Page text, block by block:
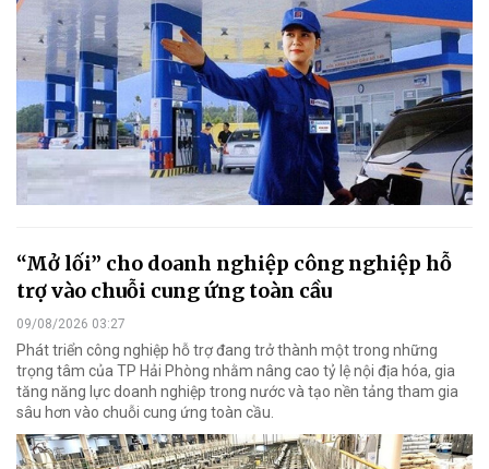
“Mở lối” cho doanh nghiệp công nghiệp hỗ
trợ vào chuỗi cung ứng toàn cầu
09/08/2026 03:27
Phát triển công nghiệp hỗ trợ đang trở thành một trong những
trọng tâm của TP Hải Phòng nhằm nâng cao tỷ lệ nội địa hóa, gia
tăng năng lực doanh nghiệp trong nước và tạo nền tảng tham gia
sâu hơn vào chuỗi cung ứng toàn cầu.